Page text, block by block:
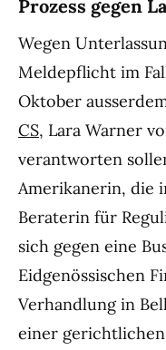
Prozess gegen
Wegen
Meldepflicht im
Oktober
CS, Lara Warner
verantworten
Amerikanerin, die
Beraterin für
sich gegen eine
Eidgenössischen
Verhandlung in
einer